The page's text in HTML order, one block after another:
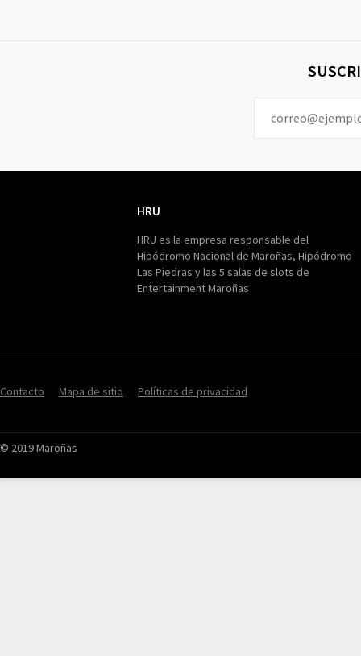
HRU
HRU es la empresa responsable del
Hipódromo Nacional de Maroñas, Hipódromo
Las Piedras y las 5 salas de slots de
Entertainment Maroñas
Contacto Mapa de sitio Políticas de privacidad
© 2019 Maroñas